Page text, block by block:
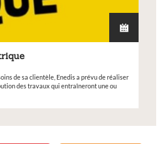
de sa clientèle, Enedis a prévu de réaliser
des travaux qui entraîneront une ou